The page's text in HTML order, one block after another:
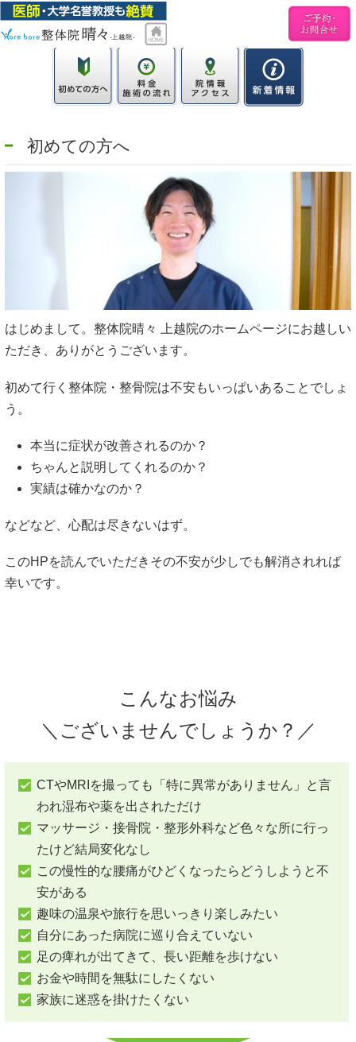
初めての方へ
はじめまして。整体院晴々 上越院のホームページにお越しい
ただき、ありがとうございます。
初めて行く整体院・整骨院は不安もいっぱいあることでしょ
う。
本当に症状が改善されるのか？
ちゃんと説明してくれるのか？
実績は確かなのか？
などなど、心配は尽きないはず。
このHPを読んでいただきその不安が少しでも解消されれば
幸いです。
こんなお悩み
＼ございませんでしょうか？／
CTやMRIを撮っても「特に異常がありません」と言
われ湿布や薬を出されただけ
マッサージ・接骨院・整形外科など色々な所に行っ
たけど結局変化なし
この慢性的な腰痛がひどくなったらどうしようと不
安がある
趣味の温泉や旅行を思いっきり楽しみたい
自分にあった病院に巡り合えていない
足の痺れが出てきて、長い距離を歩けない
お金や時間を無駄にしたくない
家族に迷惑を掛けたくない